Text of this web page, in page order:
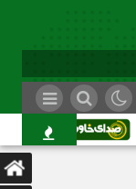
کاشمر؛ عبور از